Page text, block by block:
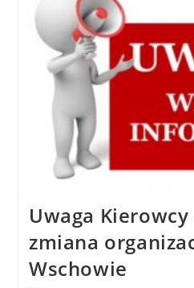
Uwaga
zmiana
Wschowie